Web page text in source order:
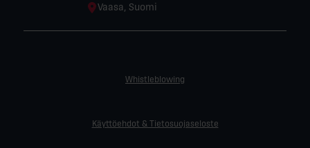
Location:
Vaasa, Suomi
Whistleblowing
Käyttöehdot & Tietosuojaseloste